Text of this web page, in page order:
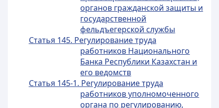
органов гражданской защиты и
государственной
фельдъегерской службы
Статья 145. Регулирование труда
работников Национального
Банка Республики Казахстан и
его ведомств
Статья 145-1. Регулирование труда
работников уполномоченного
органа по регулированию,